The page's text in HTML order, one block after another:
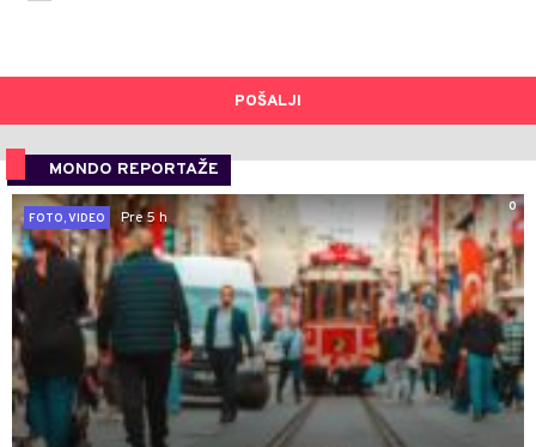
POŠALJI
MONDO REPORTAŽE
0
FOTO, VIDEO
Pre 5 h